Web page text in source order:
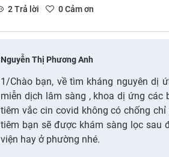
2Trả lời 0Cảm ơn
Nguyễn Thị Phương Anh
1/Chào bạn, về tìm kháng nguyên dị
miễn dịch lâm sàng , khoa dị ứng các
tiêm vắc cin covid không có chống
tiêm bạn sẽ được khám sàng lọc sau
viện hay ở phường nhé.